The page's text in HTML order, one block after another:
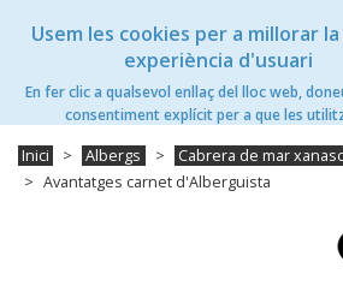
Usem les cookies per a millorar
experiència d'usuari
En fer clic a qualsevol enllaç del lloc web,
consentiment explícit per a que les
Toggle
Xanascat
Toggle
navigation
Cabrera de Mar Xanascat
Inici Albergs
Cabrera de mar
Avantatges carnet d'Alberguista